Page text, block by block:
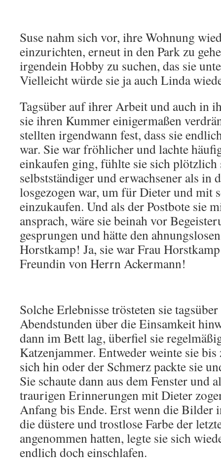
Suse nahm sich vor, ihre Wohnung
einzurichten, erneut in den Park zu
irgendein Hobby zu suchen, das sie
Vielleicht würde sie ja auch Linda
Tagsüber auf ihrer Arbeit und auch in
sie ihren Kummer einigermaßen
stellten irgendwann fest, dass sie
war. Sie war fröhlicher und lachte
einkaufen ging, fühlte sie sich plötzlich
selbstständiger und erwachsener als in
losgezogen war, um für Dieter und mit
einzukaufen. Und als der Postbote sie
ansprach, wäre sie beinah vor
gesprungen und hätte den
Horstkamp! Ja, sie war Frau
Freundin von Herrn Ackermann!
Solche Erlebnisse trösteten sie
Abendstunden über die Einsamkeit
dann im Bett lag, überfiel sie
Katzenjammer. Entweder weinte sie
sich hin oder der Schmerz packte sie
Sie schaute dann aus dem Fenster und
traurigen Erinnerungen mit Dieter
Anfang bis Ende. Erst wenn die Bilder
die düstere und trostlose Farbe der
angenommen hatten, legte sie sich
endlich doch einschlafen.